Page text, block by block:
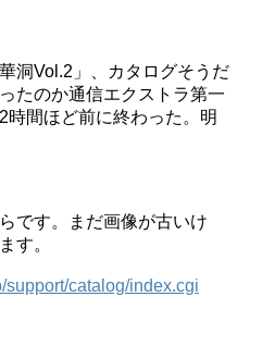
洞Vol.2」、カタログそうだ
たのか通信エクストラ第一
間ほど前に終わった。明
です。まだ画像が古いけ
す。
support/catalog/index.cgi